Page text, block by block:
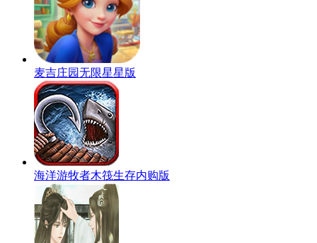
麦吉庄园无限星星版
海洋游牧者木筏生存内购版